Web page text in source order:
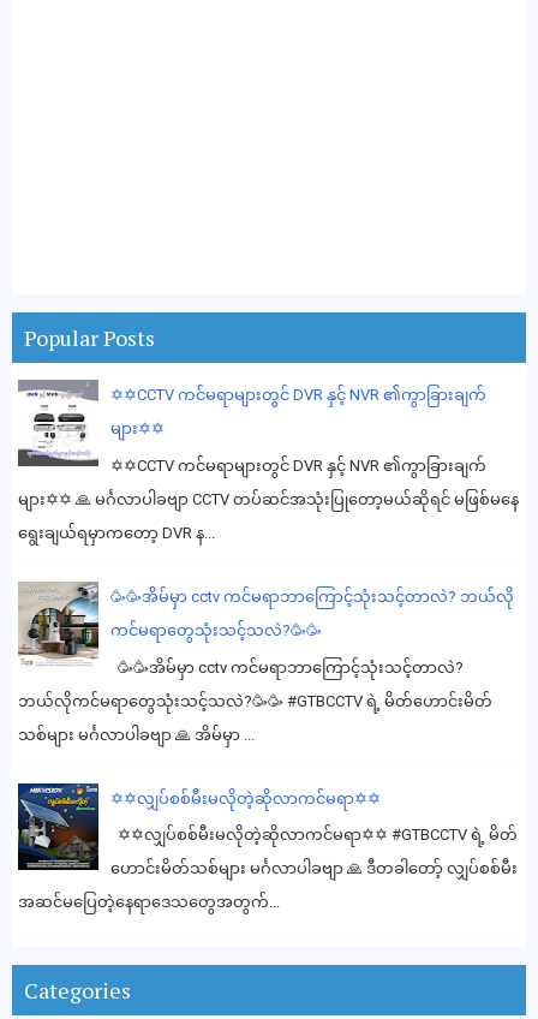
Popular Posts
✡️✡️CCTV ကင်မရာများတွင် DVR နှင့် NVR ၏ကွာခြားချက်
များ✡️✡️
✡️✡️CCTV ကင်မရာများတွင် DVR နှင့် NVR ၏ကွာခြားချက်
များ✡️✡️ 🙏 မင်္ဂလာပါခဗျာ CCTV တပ်ဆင်အသုံးပြုတော့မယ်ဆိုရင် မဖြစ်မနေ
ရွေးချယ်ရမှာကတော့ DVR န...
🥳🥳အိမ်မှာ cctv ကင်မရာဘာကြောင့်သုံးသင့်တာလဲ? ဘယ်လို
ကင်မရာတွေသုံးသင့်သလဲ?🥳🥳
🥳🥳အိမ်မှာ cctv ကင်မရာဘာကြောင့်သုံးသင့်တာလဲ?
ဘယ်လိုကင်မရာတွေသုံးသင့်သလဲ?🥳🥳 #GTBCCTV ရဲ့ မိတ်ဟောင်းမိတ်
သစ်များ မင်္ဂလာပါခဗျာ 🙏 အိမ်မှာ ...
✡️✡️လျှပ်စစ်မီးမလိုတဲ့ဆိုလာကင်မရာ✡️✡️
✡️✡️လျှပ်စစ်မီးမလိုတဲ့ဆိုလာကင်မရာ✡️✡️ #GTBCCTV ရဲ့ မိတ်
ဟောင်းမိတ်သစ်များ မင်္ဂလာပါခဗျာ 🙏 ဒီတခါတော့် လျှပ်စစ်မီး
အဆင်မပြေတဲ့နေရာဒေသတွေအတွက်...
Categories